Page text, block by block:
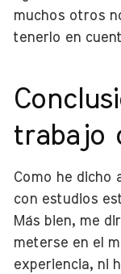
muchos otros
tenerlo en
trabajo
Como he dicho
con estudios
Más bien, me
meterse en el
experiencia, ni